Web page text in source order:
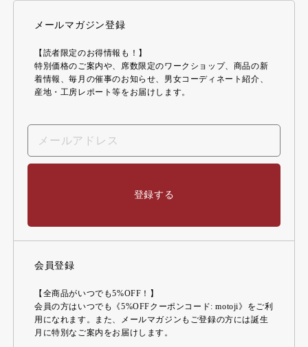
メールマガジン登録
【読者限定のお得情報も！】
特別価格のご案内や、席数限定のワークショップ、商品の新
着情報、毎月の催事のお知らせ、男女コーディネート紹介、
産地・工房レポート等をお届けします。
登録する
会員登録
【全商品がいつでも5%OFF！】
会員の方はいつでも《5%OFFクーポンコード: motoji》をご利
用になれます。また、メールマガジンもご登録の方には誕生
月に特別なご案内をお届けします。